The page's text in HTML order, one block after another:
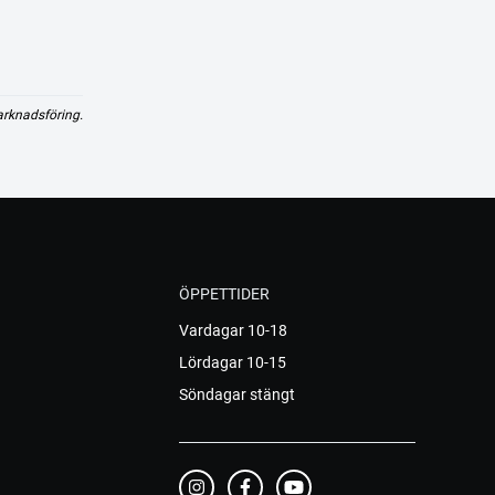
ÖPPETTIDER
Vardagar 10-18
Lördagar 10-15
Söndagar stängt